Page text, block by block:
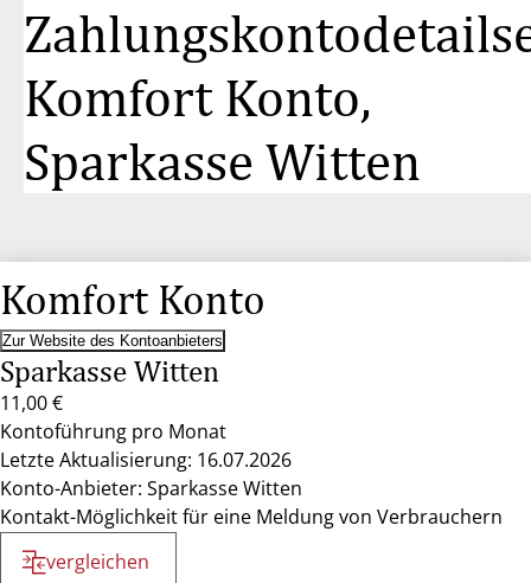
auf
100
Komfort Konto,
Sparkasse Witten
Komfort Konto
Zur Website des Kontoanbieters
Sparkasse Witten
11,00 €
Kontoführung pro Monat
Letzte Aktualisierung: 16.07.2026
Konto-Anbieter: Sparkasse Witten
Kontakt-Möglichkeit für eine Meldung von Verbrauchern
vergleichen